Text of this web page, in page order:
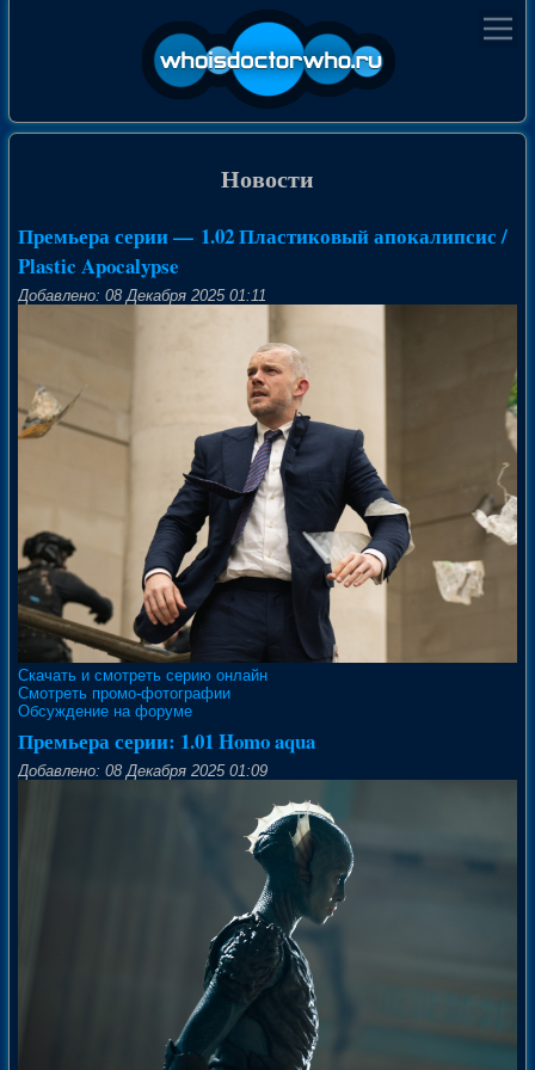
Новости
Премьера серии — 1.02 Пластиковый апокалипсис /
Plastic Apocalypse
Добавлено: 08 Декабря 2025 01:11
Скачать и смотреть серию онлайн
Смотреть промо-фотографии
Обсуждение на форуме
Премьера серии: 1.01 Homo aqua
Добавлено: 08 Декабря 2025 01:09